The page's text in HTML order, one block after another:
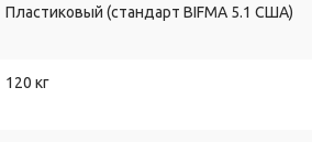
Пластиковый (стандарт BIFMA 5.1 США)
120 кг